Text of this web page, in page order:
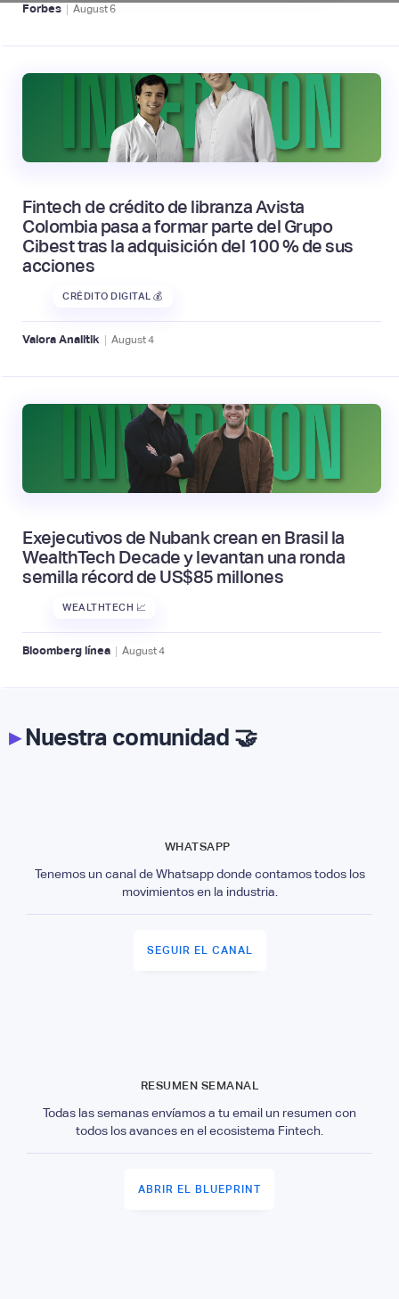
Forbes | August6
Fintech de crédito de libranza Avista
Colombia pasa a formar parte del Grupo
Cibest tras la adquisición del 100 % de sus
acciones
CRÉDITO DIGITAL 💰
Valora Analitik | August4
Exejecutivos de Nubank crean en Brasil la
WealthTech Decade y levantan una ronda
semilla récord de US$85 millones
WEALTHTECH 📈
Bloomberg línea | August4
▸Nuestra comunidad 🤝
WHATSAPP
Tenemos un canal de Whatsapp donde contamos todos los
movimientos en la industria.
SEGUIR EL CANAL
RESUMEN SEMANAL
Todas las semanas envíamos a tu email un resumen con
todos los avances en el ecosistema Fintech.
ABRIR EL BLUEPRINT